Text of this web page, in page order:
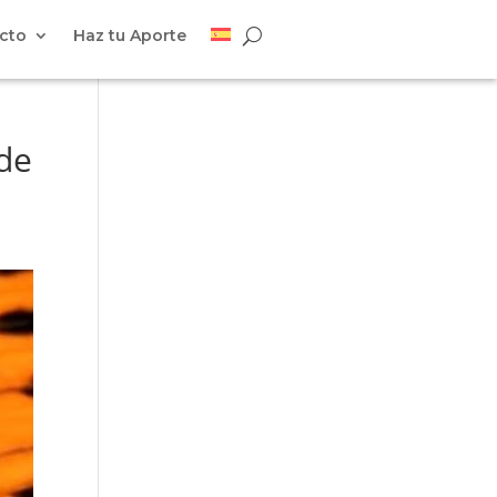
Haz tu Aporte